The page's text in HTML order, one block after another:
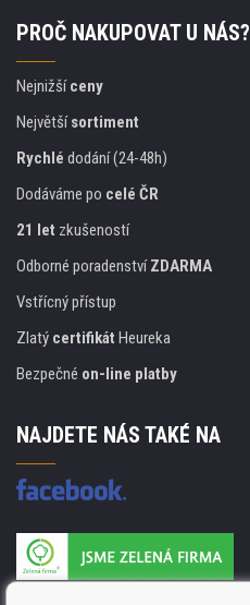
PROČ NAKUPOVAT U NÁS?
Nejnižšíceny
Největšísortiment
Rychlé dodání (24-48h)
Dodáváme po celé ČR
21 let zkušeností
Odborné poradenstvíZDARMA
Vstřícný přístup
Zlatý certifikát Heureka
Bezpečné on-line platby
NAJDETE NÁS TAKÉ NA